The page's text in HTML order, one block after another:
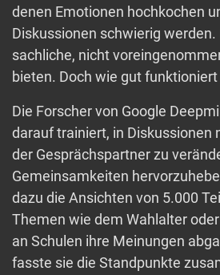
denen Emotionen hochkochen
Diskussionen schwierig werden.
sachliche, nicht
bieten. Doch wie gut
Die Forscher von Google
darauf trainiert, in Diskussionen
der Gesprächspartner zu
Gemeinsamkeiten
dazu die Ansichten von 5.000
Themen wie dem Wahlalter
an Schulen ihre Meinungen
fasste sie die Standpunkte